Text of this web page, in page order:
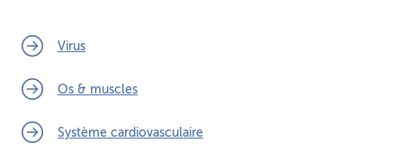
Virus
Os & muscles
Système cardiovasculaire